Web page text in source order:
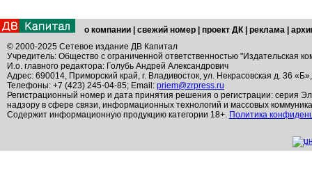
о компании свежий номер проект ДК реклама
© 2000-2025 Сетевое издание ДВ Капитал
Учредитель: Общество с ограниченной ответственностью "Издательская
И.о. главного редактора: Голубь Андрей Александрович
Адрес: 690014, Приморский край, г. Владивосток, ул. Некрасовская д. 36
Телефоны: +7 (423) 245-04-85; Email: priem@zrpress.ru
Регистрационный номер и дата принятия решения о регистрации: серия
надзору в сфере связи, информационных технологий и массовых
Содержит информационную продукцию категории 18+. Политика